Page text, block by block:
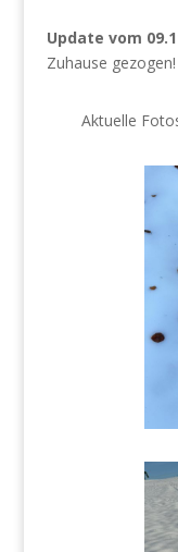
Update vom
Zuhause gezogen!
Aktuelle